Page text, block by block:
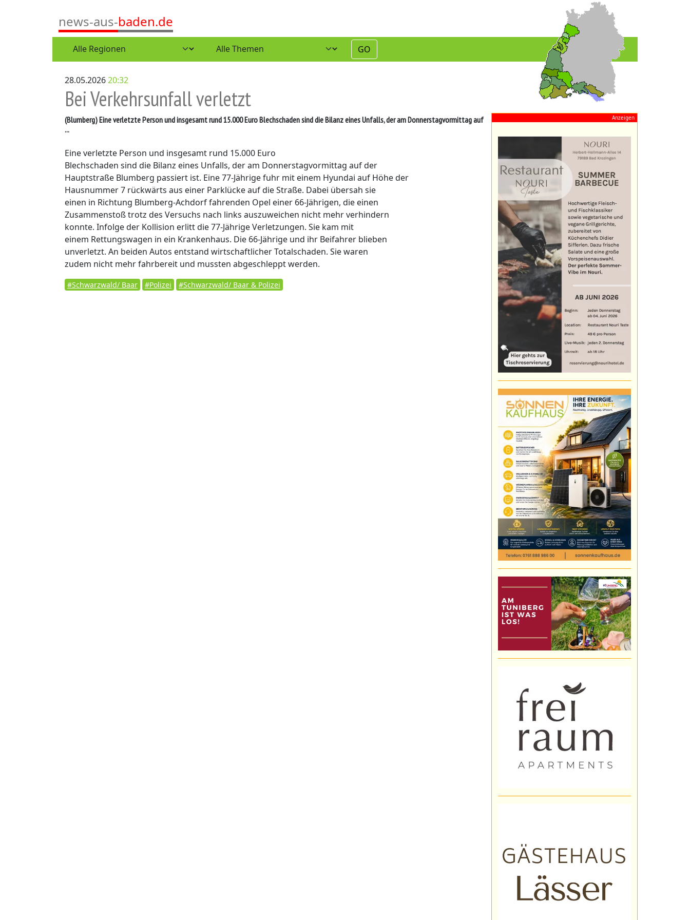
news-aus-baden.de
GO
28.05.202620:32
Bei Verkehrsunfall verletzt
(Blumberg)Eine verletzte Person und insgesamt rund 15.000 Euro Blechschaden sind die Bilanz eines Unfalls, der am Donnerstagvormittag auf
...
Eine verletzte Person und insgesamt rund 15.000 Euro
Blechschaden sind die Bilanz eines Unfalls, der am Donnerstagvormittag auf der
Hauptstraße Blumberg passiert ist. Eine 77-Jährige fuhr mit einem Hyundai auf Höhe der
Hausnummer 7 rückwärts aus einer Parklücke auf die Straße. Dabei übersah sie
einen in Richtung Blumberg-Achdorf fahrenden Opel einer 66-Jährigen, die einen
Zusammenstoß trotz des Versuchs nach links auszuweichen nicht mehr verhindern
konnte. Infolge der Kollision erlitt die 77-Jährige Verletzungen. Sie kam mit
einem Rettungswagen in ein Krankenhaus. Die 66-Jährige und ihr Beifahrer blieben
unverletzt. An beiden Autos entstand wirtschaftlicher Totalschaden. Sie waren
zudem nicht mehr fahrbereit und mussten abgeschleppt werden.
#Schwarzwald/ Baar #Polizei #Schwarzwald/ Baar & Polizei
Anzeigen